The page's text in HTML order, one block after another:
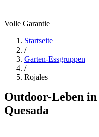
Volle Garantie
Startseite
/
Garten-Essgruppen
/
Rojales
Outdoor-Leben
Quesada